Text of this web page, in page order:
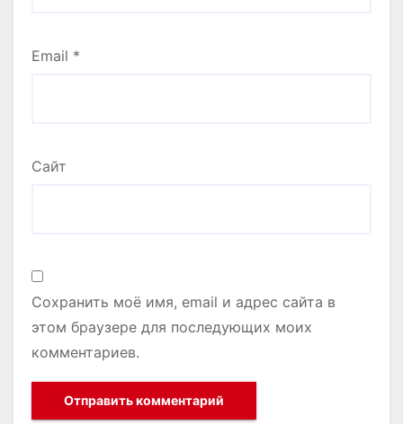
Email *
Сайт
Сохранить моё имя, email и адрес сайта в
этом браузере для последующих моих
комментариев.